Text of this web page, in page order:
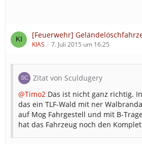
[Feuerwehr]
KIAS 7. Juli 2015 um 16:25
Zitat von Sculdugery
@Timo2 Das ist nicht ganz richtig.
das ein TLF-Wald mit ner
auf Mog Fahrgestell und mit B-
hat das Fahrzeug noch den